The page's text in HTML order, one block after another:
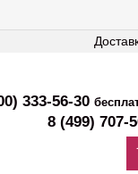
333-56-30
8 (499) 707-